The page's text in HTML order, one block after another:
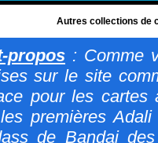
Autres collections de
propos : Comme
sur le site
pour les cartes
premières
de Bandai